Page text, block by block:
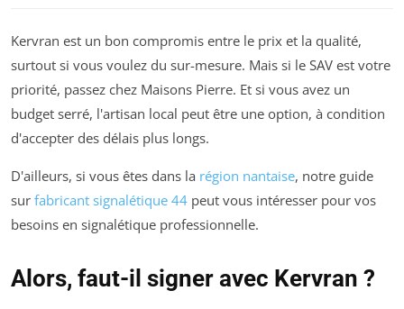
Kervran est un bon compromis entre le prix et la qualité,
surtout si vous voulez du sur-mesure. Mais si le SAV est votre
priorité, passez chez Maisons Pierre. Et si vous avez un
budget serré, l'artisan local peut être une option, à condition
d'accepter des délais plus longs.
D'ailleurs, si vous êtes dans la région nantaise, notre guide
sur fabricant signalétique 44 peut vous intéresser pour vos
besoins en signalétique professionnelle.
Alors, faut-il signer avec Kervran ?